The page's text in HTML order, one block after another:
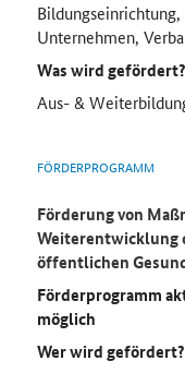
Unternehmen,
Was wird
Aus- &
FÖRDERPROGRAMM
Förderung von
Weiterentwicklung
öffentlichen
Förderprogramm
möglich
Wer wird